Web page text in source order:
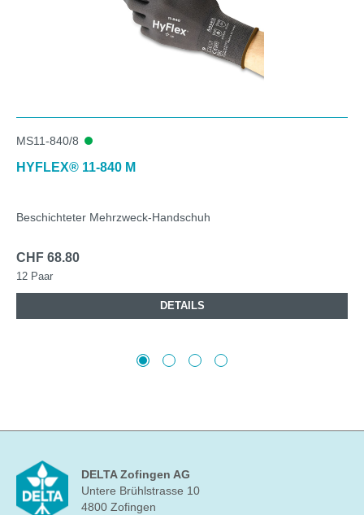
MS11-840/8
HYFLEX® 11-840 M
Beschichteter Mehrzweck-Handschuh
CHF 68.80
12 Paar
DETAILS
DELTA Zofingen AG
Untere Brühlstrasse 10
4800 Zofingen